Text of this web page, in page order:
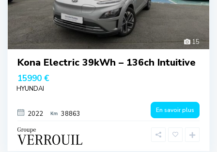
15
Kona Electric 39kWh – 136ch Intuitive
15990 €
HYUNDAI
2022 38863 En savoir plus